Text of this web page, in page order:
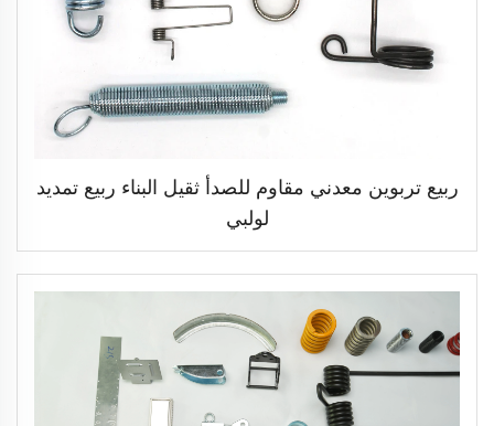
ربيع تربوين معدني مقاوم للصدأ ثقيل البناء ربيع تمديد
لولبي